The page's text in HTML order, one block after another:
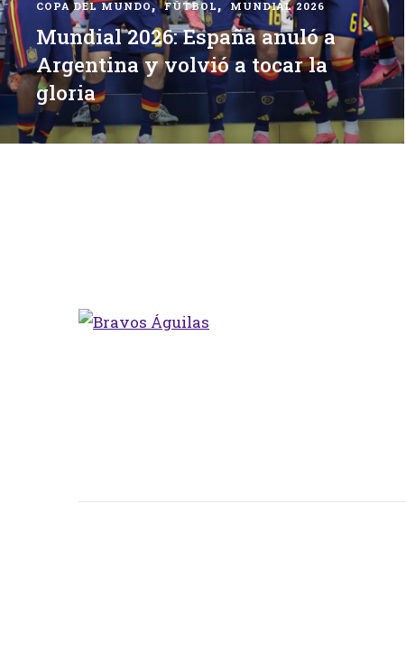
FÚTBOL MUNDIAL 2026
España anuló a
y volvió a tocar la